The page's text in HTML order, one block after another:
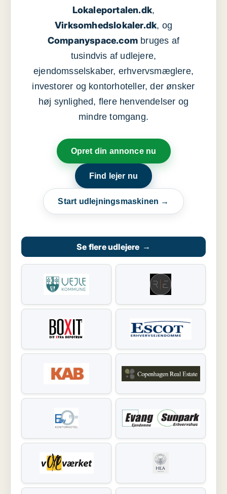
Lokaleportalen.dk,
Virksomhedslokaler.dk, og
Companyspace.com bruges af
tusindvis af udlejere,
ejendomsselskaber, erhvervsmæglere,
investorer og kontorhoteller, der ønsker
høj synlighed, flere henvendelser og
mindre tomgang.
Opret din annonce nu
Find lejer nu
Start udlejningsmaskinen →
Se flere udlejere →